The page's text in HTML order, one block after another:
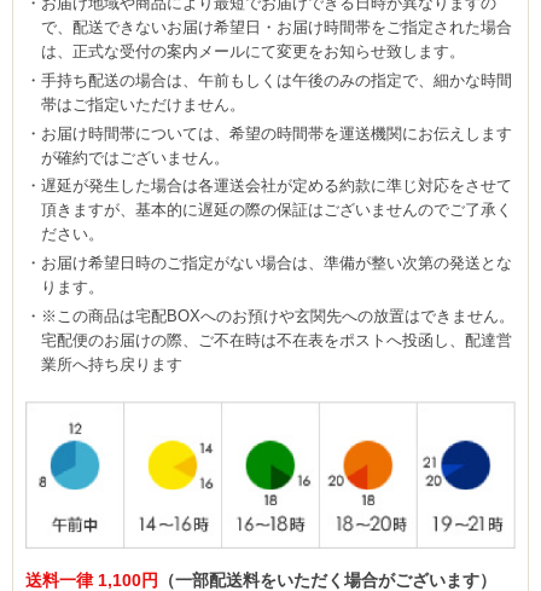
で、配送できないお届け希望日・お届け時間帯をご指定された場合
は、正式な受付の案内メールにて変更をお知らせ致します。
手持ち配送の場合は、午前もしくは午後のみの指定で、細かな時間
帯はご指定いただけません。
お届け時間帯については、希望の時間帯を運送機関にお伝えします
が確約ではございません。
遅延が発生した場合は各運送会社が定める約款に準じ対応をさせて
頂きますが、基本的に遅延の際の保証はございませんのでご了承く
ださい。
お届け希望日時のご指定がない場合は、準備が整い次第の発送とな
ります。
※この商品は宅配BOXへのお預けや玄関先への放置はできません。
宅配便のお届けの際、ご不在時は不在表をポストへ投函し、配達営
業所へ持ち戻ります
送料一律 1,100円 （一部配送料をいただく場合がございます）